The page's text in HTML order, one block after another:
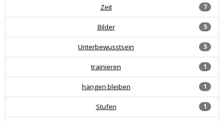
7
Zeit
5
Bilder
5
Unterbewusstsein
1
trainieren
1
hängen bleiben
1
Stufen